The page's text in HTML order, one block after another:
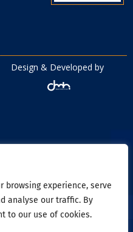
browsing experience, serve
analyse our traffic. By
to our use of cookies.
Design & Developed by